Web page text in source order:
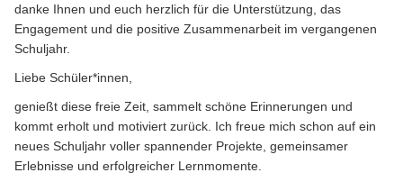
danke Ihnen und euch herzlich für die Unterstützung, das
Engagement und die positive Zusammenarbeit im vergangenen
Schuljahr.
Liebe Schüler*innen,
genießt diese freie Zeit, sammelt schöne Erinnerungen und
kommt erholt und motiviert zurück. Ich freue mich schon auf ein
neues Schuljahr voller spannender Projekte, gemeinsamer
Erlebnisse und erfolgreicher Lernmomente.